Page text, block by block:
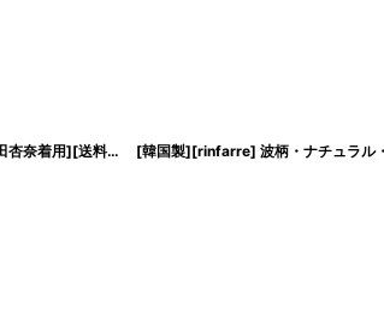
[ERUKEI]キャミソール・カットアウト・ギャザー・スリット・タイト・マーメイド・ロングドレス[薗田杏奈着用][送料無料] [lk-s37208]